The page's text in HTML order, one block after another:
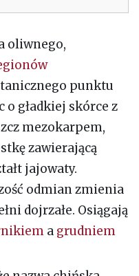
oliwnego,
punktu
gładkiej skórce z
mezokarpem,
zawierającą
jajowaty.
odmian zmienia
dojrzałe. Osiągają
a grudniem